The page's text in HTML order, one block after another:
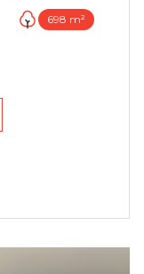
698 m²